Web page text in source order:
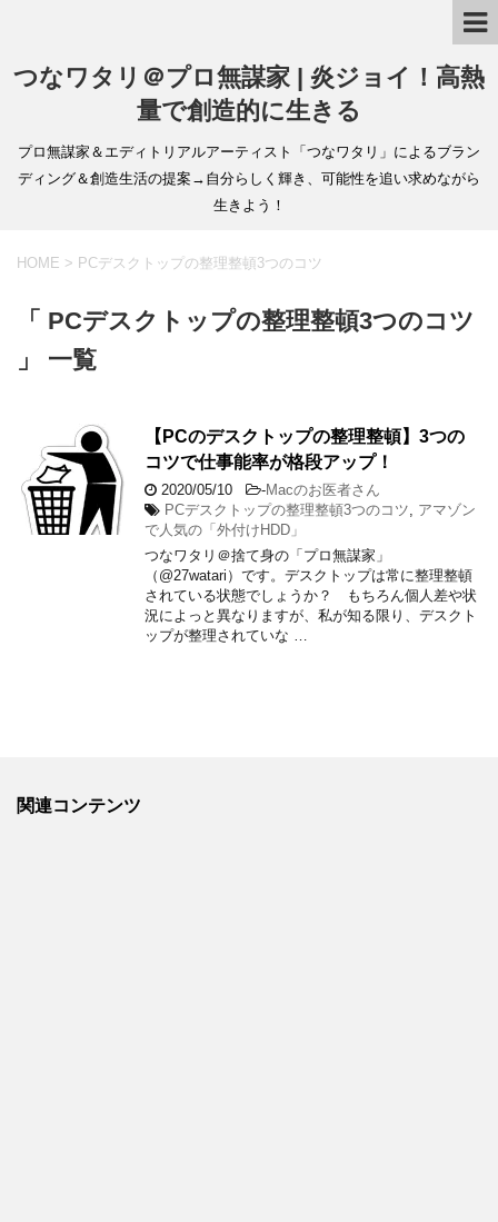
つなワタリ＠プロ無謀家 | 炎ジョイ！高熱
量で創造的に生きる
プロ無謀家＆エディトリアルアーティスト「つなワタリ」によるブラン
ディング＆創造生活の提案→自分らしく輝き、可能性を追い求めながら
生きよう！
HOME > PCデスクトップの整理整頓3つのコツ
「 PCデスクトップの整理整頓3つのコツ
」 一覧
【PCのデスクトップの整理整頓】3つの
コツで仕事能率が格段アップ！
2020/05/10 -Macのお医者さん
PCデスクトップの整理整頓3つのコツ
アマゾン
で人気の「外付けHDD」
つなワタリ＠捨て身の「プロ無謀家」
（@27watari）です。デスクトップは常に整理整頓
されている状態でしょうか？ もちろん個人差や状
況によっと異なりますが、私が知る限り、デスクト
ップが整理されていな …
関連コンテンツ